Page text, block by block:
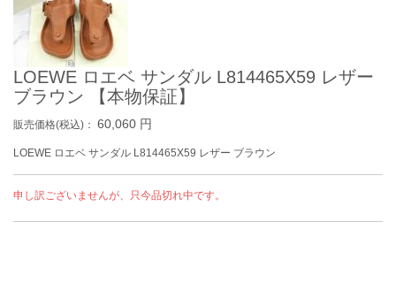
LOEWE ロエベ サンダル L814465X59 レザー
ブラウン 【本物保証】
販売価格(税込)： 60,060 円
LOEWE ロエベ サンダル L814465X59 レザー ブラウン
申し訳ございませんが、只今品切れ中です。